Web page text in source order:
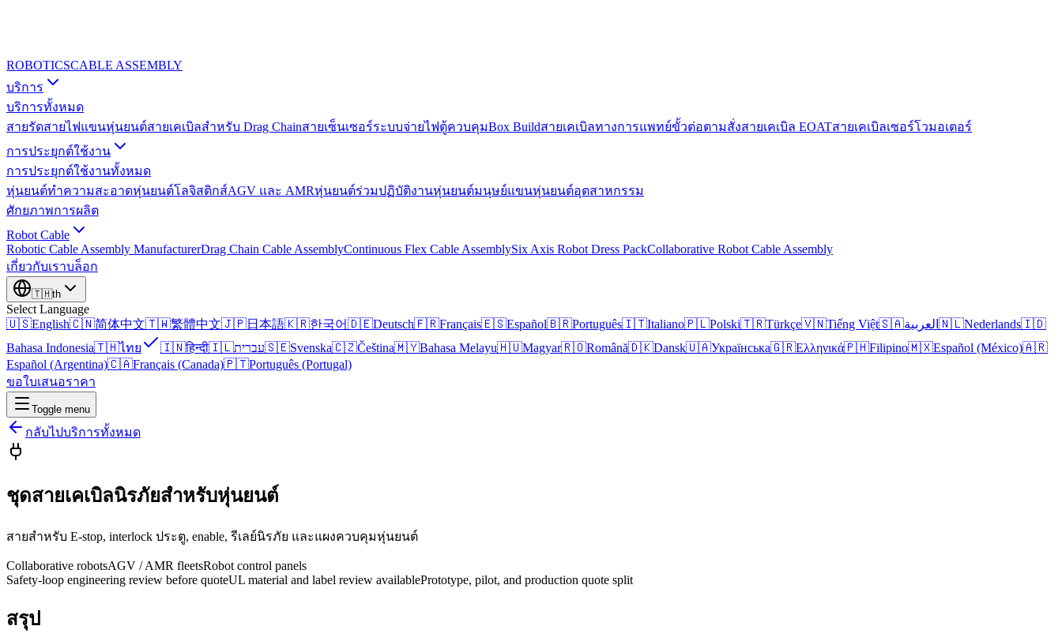
ROBOTICSCABLE ASSEMBLY
บริการ
บริการทั้งหมด
สายรัดสายไฟแขนหุ่นยนต์สายเคเบิลสำหรับ Drag Chainสายเซ็นเซอร์ระบบจ่ายไฟตู้ควบคุมBox Buildสายเคเบิลทางการแพทย์ขั้วต่อตามสั่งสายเคเบิล EOATสายเคเบิลเซอร์โวมอเตอร์
การประยุกต์ใช้งาน
การประยุกต์ใช้งานทั้งหมด
หุ่นยนต์ทำความสะอาดหุ่นยนต์โลจิสติกส์AGV และ AMRหุ่นยนต์ร่วมปฏิบัติงานหุ่นยนต์มนุษย์แขนหุ่นยนต์อุตสาหกรรม
ศักยภาพการผลิต
Robot Cable
Robotic Cable Assembly ManufacturerDrag Chain Cable AssemblyContinuous Flex Cable AssemblySix Axis Robot Dress PackCollaborative Robot Cable Assembly
เกี่ยวกับเราบล็อก
🇹🇭th
Select Language
🇺🇸English🇨🇳简体中文🇹🇼繁體中文🇯🇵日本語🇰🇷한국어🇩🇪Deutsch🇫🇷Français🇪🇸Español🇧🇷Português🇮🇹Italiano🇵🇱Polski🇹🇷Türkçe🇻🇳Tiếng Việt🇸🇦العربية 🇳🇱Nederlands🇮🇩
Bahasa Indonesia🇹🇭ไทย 🇮🇳हिन्दी🇮🇱עברית🇸🇪Svenska🇨🇿Čeština🇲🇾Bahasa Melayu🇭🇺Magyar🇷🇴Română🇩🇰Dansk🇺🇦Українська🇬🇷Ελληνικά🇵🇭Filipino🇲🇽Español (México)🇦🇷
Español (Argentina)🇨🇦Français (Canada)🇵🇹Português (Portugal)
ขอใบเสนอราคา
Toggle menu
กลับไปบริการทั้งหมด
ชุดสายเคเบิลนิรภัยสำหรับหุ่นยนต์
สายสำหรับ E-stop, interlock ประตู, enable, รีเลย์นิรภัย และแผงควบคุมหุ่นยนต์
Collaborative robotsAGV / AMR fleetsRobot control panels
Safety-loop engineering review before quoteUL material and label review availablePrototype, pilot, and production quote split
สรุป